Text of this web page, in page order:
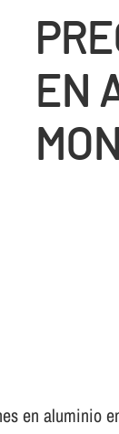
EN
en aluminio